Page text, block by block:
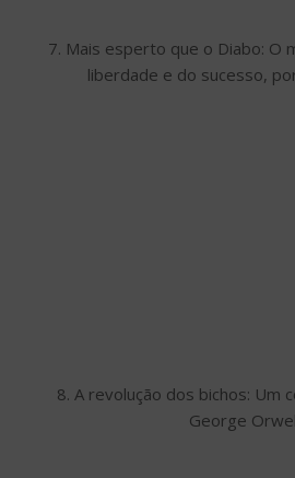
7. Mais esperto que o Diabo: O
liberdade e do sucesso,
8. A revolução dos bichos: Um
George